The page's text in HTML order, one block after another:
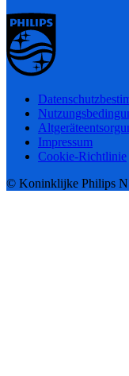
Impressum
Cookie-Richtlinie
© Koninklijke Philips